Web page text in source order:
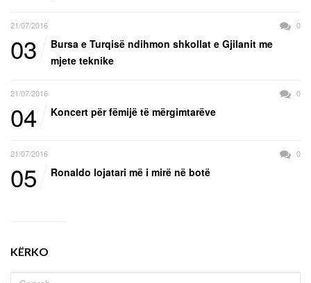
21/07/2016 0
03
Bursa e Turqisë ndihmon shkollat e Gjilanit me
mjete teknike
21/07/2016 0
04 Koncert për fëmijë të mërgimtarëve
21/07/2016 0
05 Ronaldo lojatari më i mirë në botë
KËRKO